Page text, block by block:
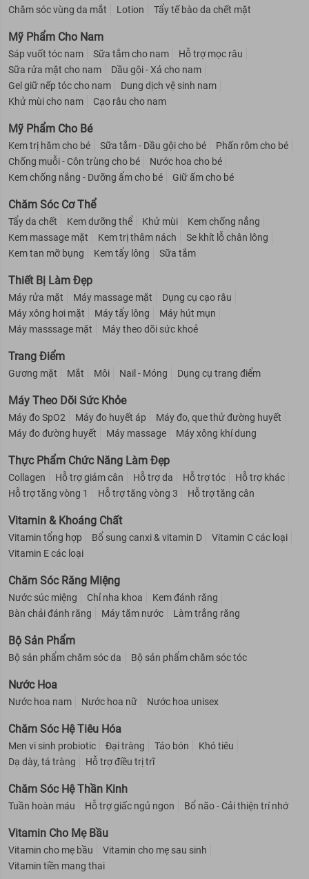
Chăm sóc vùng da mắt
Lotion Tẩy tế bào da chết mặt
Mỹ Phẩm Cho Nam
Sáp vuốt tóc nam Sữa tắm cho nam
Hỗ trợ mọc râu
Sữa rửa mặt cho nam
Dầu gội - Xả cho nam
Gel giữ nếp tóc cho nam
Dung dịch vệ sinh nam
Khử mùi cho nam
Cạo râu cho nam
Mỹ Phẩm Cho Bé
Kem trị hăm cho bé Sữa tắm - Dầu gội cho bé
Phấn rôm cho bé
Chống muỗi - Côn trùng cho bé
Nước hoa cho bé
Kem chống nắng - Dưỡng ẩm cho bé
Giữ ấm cho bé
Chăm Sóc Cơ Thể
Tẩy da chết Kem dưỡng thể Khử mùi
Kem chống nắng
Kem massage mặt
Kem trị thâm nách
Se khít lỗ chân lông
Kem tan mỡ bụng
Kem tẩy lông Sữa tắm
Thiết Bị Làm Đẹp
Máy rửa mặt Máy massage mặt
Dụng cụ cạo râu
Máy xông hơi mặt
Máy tẩy lông
Máy hút mụn
Máy masssage mặt
Máy theo dõi sức khoẻ
Trang Điểm
Gương mặt Mắt Môi Nail - Móng Dụng cụ trang điểm
Máy Theo Dõi Sức Khỏe
Máy đo SpO2 Máy đo huyết áp
Máy đo, que thử đường huyết
Máy đo đường huyết
Máy massage Máy xông khí dung
Thực Phẩm Chức Năng Làm Đẹp
Collagen Hỗ trợ giảm cân Hỗ trợ da Hỗ trợ tóc
Hỗ trợ khác
Hỗ trợ tăng vòng 1
Hỗ trợ tăng vòng 3 Hỗ trợ tăng cân
Vitamin & Khoáng Chất
Vitamin tổng hợp Bổ sung canxi & vitamin D
Vitamin C các loại
Vitamin E các loại
Chăm Sóc Răng Miệng
Nước súc miệng Chỉ nha khoa
Kem đánh răng
Bàn chải đánh răng
Máy tăm nước Làm trắng răng
Bộ Sản Phẩm
Bộ sản phẩm chăm sóc da Bộ sản phẩm chăm sóc tóc
Nước Hoa
Nước hoa nam Nước hoa nữ Nước hoa unisex
Chăm Sóc Hệ Tiêu Hóa
Men vi sinh probiotic Đại tràng Táo bón
Khó tiêu
Dạ dày, tá tràng
Hỗ trợ điều trị trĩ
Chăm Sóc Hệ Thần Kinh
Tuần hoàn máu Hỗ trợ giấc ngủ ngon Bổ não - Cải thiện trí nhớ
Vitamin Cho Mẹ Bầu
Vitamin cho mẹ bầu
Vitamin cho mẹ sau sinh
Vitamin tiền mang thai